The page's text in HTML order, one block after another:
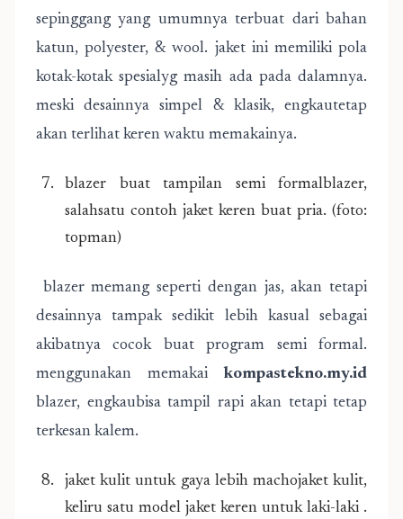
sepinggang yang umumnya terbuat dari bahan
katun, polyester, & wool. jaket ini memiliki pola
kotak-kotak spesialyg masih ada pada dalamnya.
meski desainnya simpel & klasik, engkautetap
akan terlihat keren waktu memakainya.
blazer buat tampilan semi formalblazer,
salahsatu contoh jaket keren buat pria. (foto:
topman)
blazer memang seperti dengan jas, akan tetapi
desainnya tampak sedikit lebih kasual sebagai
akibatnya cocok buat program semi formal.
menggunakan memakai kompastekno.my.id
blazer, engkaubisa tampil rapi akan tetapi tetap
terkesan kalem.
jaket kulit untuk gaya lebih machojaket kulit,
keliru satu model jaket keren untuk laki-laki .